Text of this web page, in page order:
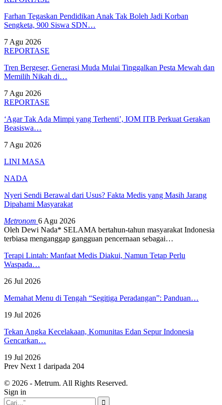
Farhan Tegaskan Pendidikan Anak Tak Boleh Jadi Korban
Sengketa, 900 Siswa SDN…
7 Agu 2026
REPORTASE
Tren Bergeser, Generasi Muda Mulai Tinggalkan Pesta Mewah dan
Memilih Nikah di…
7 Agu 2026
REPORTASE
‘Agar Tak Ada Mimpi yang Terhenti’, IOM ITB Perkuat Gerakan
Beasiswa…
7 Agu 2026
LINI MASA
NADA
Nyeri Sendi Berawal dari Usus? Fakta Medis yang Masih Jarang
Dipahami Masyarakat
Metronom 6 Agu 2026
Oleh Dewi Nada* SELAMA bertahun-tahun masyarakat Indonesia
terbiasa menganggap gangguan pencernaan sebagai…
Terapi Lintah: Manfaat Medis Diakui, Namun Tetap Perlu
Waspada…
26 Jul 2026
Memahat Menu di Tengah “Segitiga Peradangan”: Panduan…
19 Jul 2026
Tekan Angka Kecelakaan, Komunitas Edan Sepur Indonesia
Gencarkan…
19 Jul 2026
Prev Next 1 daripada 204
© 2026 - Metrum. All Rights Reserved.
Sign in